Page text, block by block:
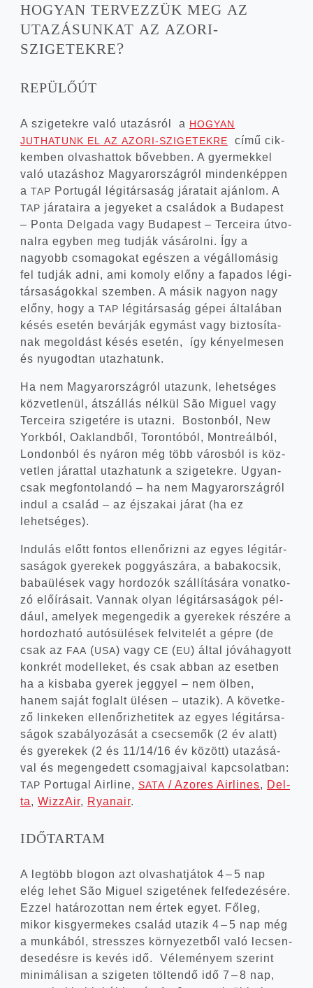
HOGYAN TERVEZZÜK MEG AZ
UTAZÁSUNKAT AZ AZORI-
SZIGETEKRE?
REPÜLŐÚT
A szi­ge­tek­re való uta­zás­ról a HOGYAN
JUTHATUNK EL AZ AZORI-SZIGETEKRE című cik­
kem­ben olvas­hat­tok bőveb­ben. A gyer­mek­kel
való uta­zás­hoz Magyar­or­szág­ról min­den­kép­pen
a TAP Por­tu­gál légi­tár­sa­ság jára­ta­it aján­lom. A
TAP jára­ta­i­ra a jegye­ket a csa­lá­dok a Buda­pest
– Pon­ta Del­ga­da vagy Buda­pest – Ter­ce­i­ra útvo­
nal­ra egy­ben meg tud­ják vásá­rol­ni. Így a
nagyobb cso­ma­go­kat egé­szen a vég­ál­lo­má­sig
fel tud­ják adni, ami komoly előny a fapa­dos légi­
tár­sa­sá­gok­kal szem­ben. A másik nagyon nagy
előny, hogy a TAP légi­tár­sa­ság gépei álta­lá­ban
késés ese­tén bevár­ják egy­mást vagy biz­to­sí­ta­
nak meg­ol­dást késés ese­tén, így kényel­me­sen
és nyu­god­tan utazhatunk.
Ha nem Magyar­or­szág­ról uta­zunk, lehet­sé­ges
köz­vet­le­nül, átszál­lás nél­kül São Miguel vagy
Ter­ce­i­ra szi­ge­té­re is utaz­ni. Bos­ton­ból, New
York­ból, Oak­land­ből, Tor­on­tó­ból, Mont­re­ál­ból,
Lon­don­ból és nyá­ron még több város­ból is köz­
vet­len járat­tal utaz­ha­tunk a szi­ge­tek­re. Ugyan­
csak meg­fon­to­lan­dó – ha nem Magyar­or­szág­ról
indul a csa­lád – az éjsza­kai járat (ha ez
lehetséges).
Indu­lás előtt fon­tos ellen­őriz­ni az egyes légi­tár­
sa­sá­gok gye­re­kek poggyá­szá­ra, a baba­ko­csik,
baba­ülé­sek vagy hor­do­zók szál­lí­tá­sá­ra vonat­ko­
zó elő­írá­sa­it. Van­nak olyan légi­tár­sa­sá­gok pél­
dá­ul, ame­lyek meg­en­ge­dik a gye­re­kek részé­re a
hor­doz­ha­tó autós­ülé­sek fel­vi­te­lét a gép­re (de
csak az FAA (USA) vagy CE (EU) által jóvá­ha­gyott
konk­rét model­le­ket, és csak abban az eset­ben
ha a kis­ba­ba gye­rek jeggyel – nem ölben,
hanem saját fog­lalt ülé­sen – uta­zik). A követ­ke­
ző lin­ke­ken ellen­őriz­he­ti­tek az egyes légi­tár­sa­
sá­gok sza­bá­lyo­zá­sát a cse­cse­mők (2 év alatt)
és gye­re­kek (2 és 11/14/16 év között) uta­zá­sá­
val és meg­en­ge­dett cso­mag­ja­i­val kap­cso­lat­ban:
TAP Por­tugal Air­line, SATA / Azor­es Air­li­nes, Del­
ta, Wiz­zAir, Rya­nair.
IDŐTARTAM
A leg­több blo­gon azt olvas­hat­já­tok 4 – 5 nap
elég lehet São Miguel szi­ge­té­nek fel­fe­de­zé­sé­re.
Ezzel hatá­ro­zot­tan nem értek egyet. Főleg,
mikor kis­gyer­me­kes csa­lád uta­zik 4 – 5 nap még
a mun­ká­ból, stresszes kör­nye­zet­ből való lecsen­
de­se­dés­re is kevés idő. Véle­mé­nyem sze­rint
mini­má­li­san a szi­ge­ten töl­ten­dő idő 7 – 8 nap,